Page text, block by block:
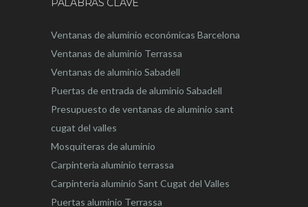
PALABRAS CLAVE
Ventanas de aluminio económicas Barcelona
Ventanas de aluminio Terrassa
Ventanas de aluminio Sabadell
Puertas de entrada de aluminio Sabadell
Presupuesto de ventanas de aluminio sant
cugat del valles
Mosquiteras de aluminio
Carpinteria aluminio terrassa
Carpinteria aluminio Sant Cugat del Valles
Puertas aluminio Terrassa